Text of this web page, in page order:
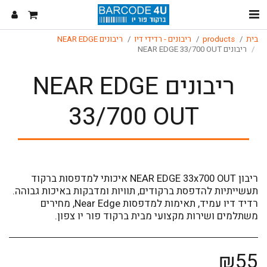
בית products ריבונים - רדידי דיו
ריבונים NEAR EDGE
ריבונים NEAR EDGE 33/700 OUT
ריבונים NEAR EDGE
33/700 OUT
ריבון NEAR EDGE 33x700 OUT איכותי למדפסות ברקוד
תעשייתיות להדפסת ברקודים, תוויות ומדבקות באיכות גבוהה.
רדיד דיו עמיד, תאימות למדפסות Near Edge, מחירים
משתלמים ושירות מקצועי מבית ברקוד פור יו צפון.